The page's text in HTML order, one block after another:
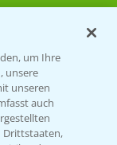
um Ihre
unsere
unseren
auch
Drittstaaten,